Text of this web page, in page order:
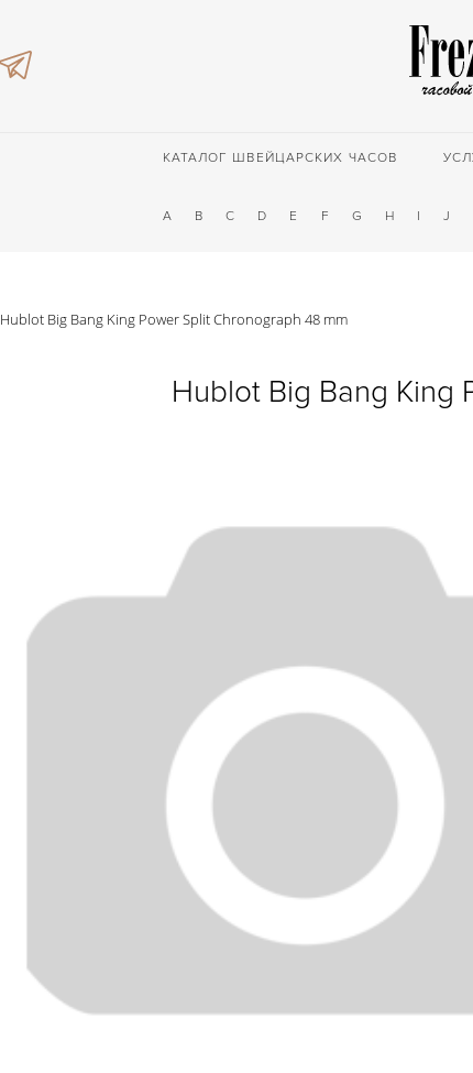
КАТАЛОГ ШВЕЙЦАРСКИХ ЧАСОВ
A B C D E F G H I J
Hublot Big Bang King Power Split Chronograph 48 mm
Hublot Big Bang King